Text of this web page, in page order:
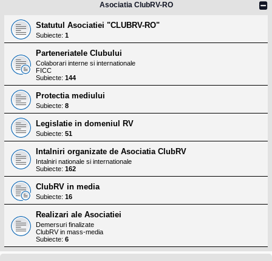
i
a
u
o
r
u
o
t
e
d
i
n
R
o
m
a
i
a
Asociatia ClubRV-RO
Statutul Asociatiei "CLUBRV-RO"
Subiecte: 1
Parteneriatele Clubului
Colaborari interne si internationale
FICC
Subiecte: 144
Protectia mediului
Subiecte: 8
Legislatie in domeniul RV
Subiecte: 51
Intalniri organizate de Asociatia ClubRV
Intalniri nationale si internationale
Subiecte: 162
ClubRV in media
Subiecte: 16
Realizari ale Asociatiei
Demersuri finalizate
ClubRV in mass-media
Subiecte: 6